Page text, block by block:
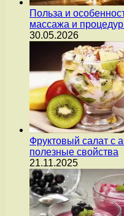
Польза и
массажа и
30.05.2026
Фруктовый салат с
полезные свойства
21.11.2025